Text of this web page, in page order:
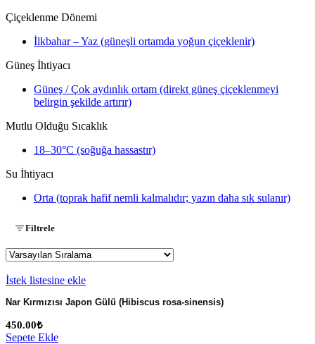
Çiçeklenme Dönemi
İlkbahar – Yaz (güneşli ortamda yoğun çiçeklenir)
Güneş İhtiyacı
Güneş / Çok aydınlık ortam (direkt güneş çiçeklenmeyi
belirgin şekilde artırır)
Mutlu Olduğu Sıcaklık
18–30°C (soğuğa hassastır)
Su İhtiyacı
Orta (toprak hafif nemli kalmalıdır; yazın daha sık sulanır)
Filtrele
İstek listesine ekle
Nar Kırmızısı Japon Gülü (Hibiscus rosa-sinensis)
450.00₺
Sepete Ekle